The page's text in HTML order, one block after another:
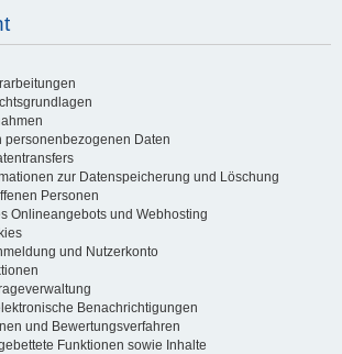
personenbezogenen Daten
zur Datenspeicherung und Löschung
Personen
Onlineangebots und Webhosting
und Nutzerkonto
Benachrichtigungen
und Bewertungsverfahren
Funktionen sowie Inhalte